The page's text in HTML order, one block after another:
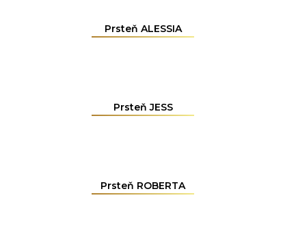
Prsteň ALESSIA
Prsteň JESS
Prsteň ROBERTA